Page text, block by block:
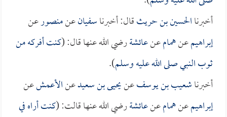
أخبرناالحسين بن حريثقال: أخبرناسفيانعنمنصورعن
إبراهيمعنهمامعنعائشةرضي الله عنها قال: (كنت أفركه من
ثوب النبي صلى الله عليه وسلم).
أخبرناشعيب بن يوسفعنيحيى بن سعيدعنالأعمشعن
إبراهيمعنهمامعنعائشةرضي الله عنها قالت: (كنت أراه في